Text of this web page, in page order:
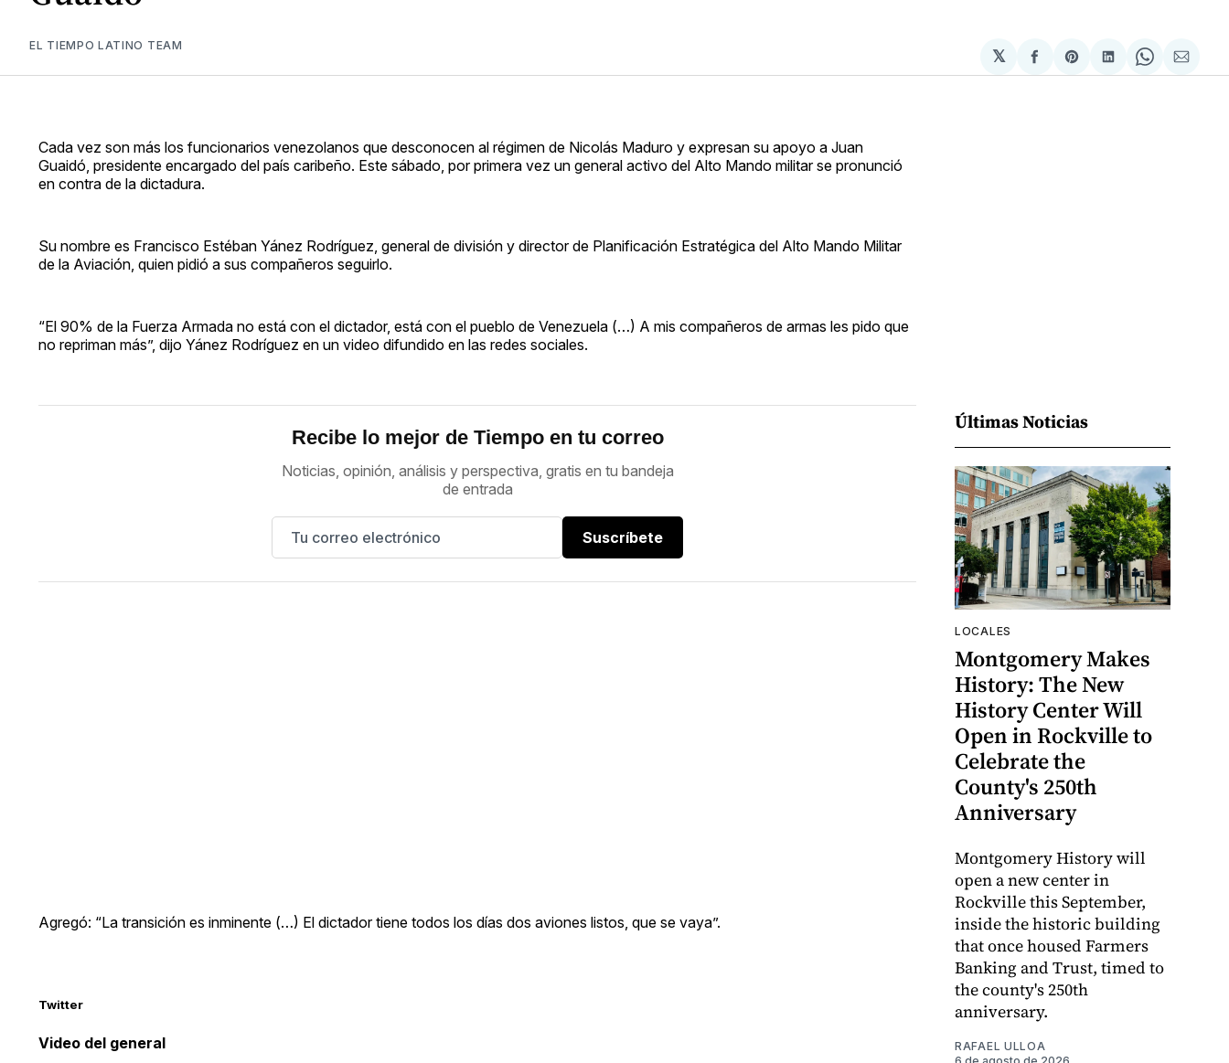
EL TIEMPO LATINO TEAM
𝕏
Compartir
en
Share
on
Compartir
en
Share
on
via
Cada vez son más los funcionarios venezolanos que desconocen al régimen de Nicolás Maduro y expresan su apoyo a Juan
Guaidó, presidente encargado del país caribeño. Este sábado, por primera vez un general activo del Alto Mando militar se pronunció
en contra de la dictadura.
Su nombre es Francisco Estéban Yánez Rodríguez, general de división y director de Planificación Estratégica del Alto Mando Militar
de la Aviación, quien pidió a sus compañeros seguirlo.
“El 90% de la Fuerza Armada no está con el dictador, está con el pueblo de Venezuela (…) A mis compañeros de armas les pido que
no repriman más”, dijo Yánez Rodríguez en un video difundido en las redes sociales.
Recibe lo mejor de Tiempo en tu correo
Noticias, opinión, análisis y perspectiva, gratis en tu bandeja
de entrada
Suscríbete
Agregó: “La transición es inminente (…) El dictador tiene todos los días dos aviones listos, que se vaya”.
Twitter
Video del general
Últimas Noticias
LOCALES
Montgomery Makes
History: The New
History Center Will
Open in Rockville to
Celebrate the
County's 250th
Anniversary
Montgomery History will
open a new center in
Rockville this September,
inside the historic building
that once housed Farmers
Banking and Trust, timed to
the county's 250th
anniversary.
RAFAEL ULLOA